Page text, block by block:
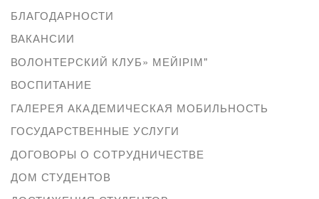
БЛАГОДАРНОСТИ
ВАКАНСИИ
ВОЛОНТЕРСКИЙ КЛУБ» МЕЙІРІМ"
ВОСПИТАНИЕ
ГАЛЕРЕЯ АКАДЕМИЧЕСКАЯ МОБИЛЬНОСТЬ
ГОСУДАРСТВЕННЫЕ УСЛУГИ
ДОГОВОРЫ О СОТРУДНИЧЕСТВЕ
ДОМ СТУДЕНТОВ